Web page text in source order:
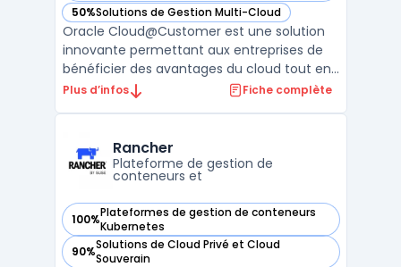
50%Solutions de Gestion Multi-Cloud
— voir Oracle Cloud at Customer dans cette catégorie
Oracle Cloud@Customer est une solution
innovante permettant aux entreprises de
bénéficier des avantages du cloud tout en
gardant leurs données sur site. Cette offre
géré, déployé directement dans les centres
de donn ...
Plus d’infos Fiche complète
Rancher
Plateforme de gestion de
conteneurs et
100%Plateformes de gestion de conteneurs
Kubernetes
— voir Rancher dans cette catégorie
90%Solutions de Cloud Privé et Cloud
Souverain
— voir Rancher dans cette catégorie